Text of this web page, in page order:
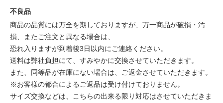
不良品
商品の品質には万全を期しておりますが、万一商品が破損・汚
損、またご注文と異なる場合は、
恐れ入りますが到着後3日以内にご連絡ください。
送料は弊社負担にて、すみやかに交換させていただきます。
また、同等品が在庫にない場合は、ご返金させていただきます。
※お客様の都合によるご返品は受け付けておりません。
サイズ交換などは、こちらの出来る限り対応はさせていただきま